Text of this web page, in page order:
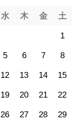
水 木 金 土
1
5 6 7 8
12 13 14 15
19 20 21 22
26 27 28 29